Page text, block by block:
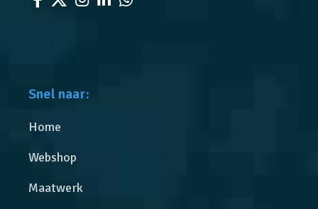
Snel naar:
Home
Webshop
Maatwerk